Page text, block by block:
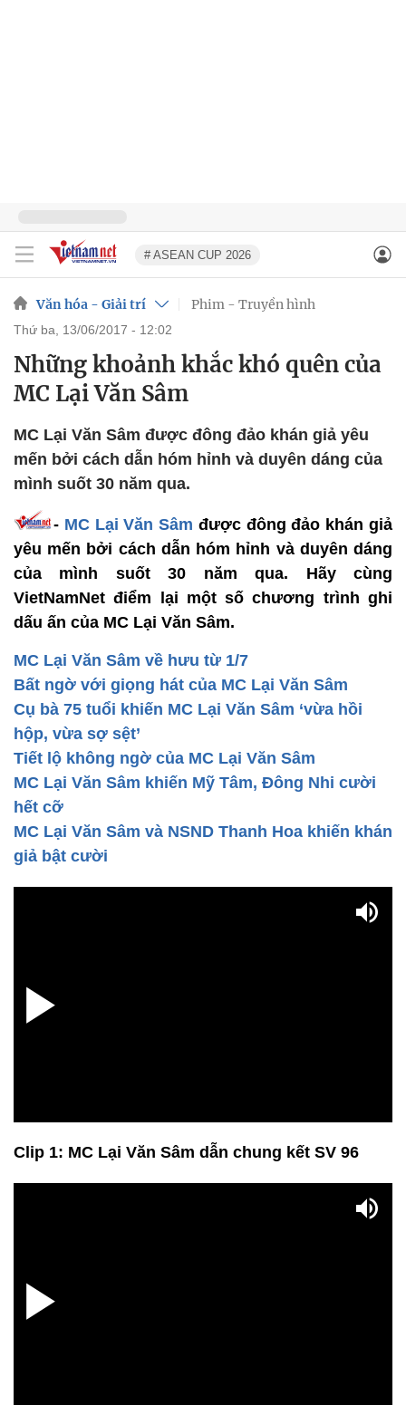
# ASEAN CUP 2026
Văn hóa - Giải trí Phim - Truyền hình
thứ ba, 13/06/2017 - 12:02
Những khoảnh khắc khó quên của
MC Lại Văn Sâm
MC Lại Văn Sâm được đông đảo khán giả yêu
mến bởi cách dẫn hóm hỉnh và duyên dáng của
mình suốt 30 năm qua.
- MC Lại Văn Sâm được đông đảo khán giả
yêu mến bởi cách dẫn hóm hỉnh và duyên dáng
của mình suốt 30 năm qua. Hãy cùng
VietNamNet điểm lại một số chương trình ghi
dấu ấn của MC Lại Văn Sâm.
MC Lại Văn Sâm về hưu từ 1/7
Bất ngờ với giọng hát của MC Lại Văn Sâm
Cụ bà 75 tuổi khiến MC Lại Văn Sâm ‘vừa hồi
hộp, vừa sợ sệt’
Tiết lộ không ngờ của MC Lại Văn Sâm
MC Lại Văn Sâm khiến Mỹ Tâm, Đông Nhi cười
hết cỡ
MC Lại Văn Sâm và NSND Thanh Hoa khiến khán
giả bật cười
Clip 1: MC Lại Văn Sâm dẫn chung kết SV 96